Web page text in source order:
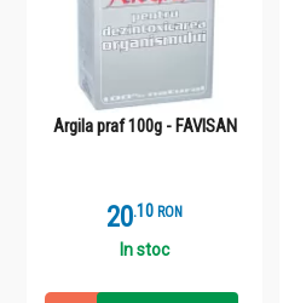
Argila praf 100g - FAVISAN
20.1 RON
In stoc